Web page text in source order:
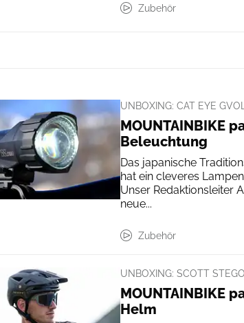
Zubehör
UNBOXING: CAT EYE
MOUNTAINBIKE
Beleuchtung
Das japanische
hat ein cleveres
Unser Redaktionsleiter
neue...
Zubehör
UNBOXING: SCOTT
MOUNTAINBIKE
Helm